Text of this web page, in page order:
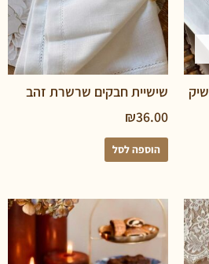
שישיית חבקים שרשרת זהב
₪
הוספה לסל